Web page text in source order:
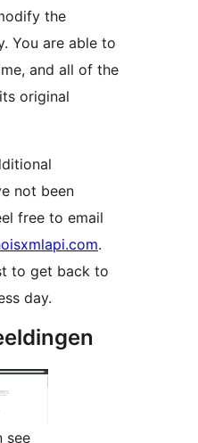
the
You are able to
and all of the
original
not been
free to email
.
to get back to
day.
see